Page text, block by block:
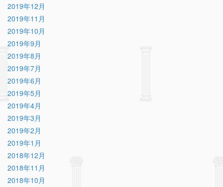
2019年12月
2019年11月
2019年10月
2019年9月
2019年8月
2019年7月
2019年6月
2019年5月
2019年4月
2019年3月
2019年2月
2019年1月
2018年12月
2018年11月
2018年10月